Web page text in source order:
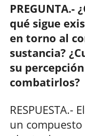
PREGUNTA.-
qué sigue
en torno al
sustancia?
su
combatirlos?
RESPUESTA.-
un